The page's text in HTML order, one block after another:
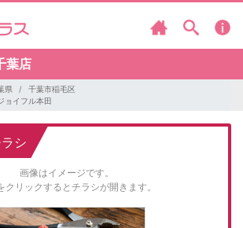
葉店
県
千葉市稲毛区
ョイフル本田
シ
画像はイメージです。
クリックするとチラシが開きます。